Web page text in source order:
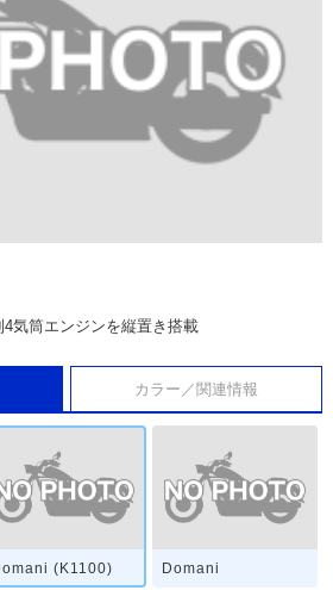
気筒エンジンを縦置き搭載
カラー／関連情報
(K1100) Domani